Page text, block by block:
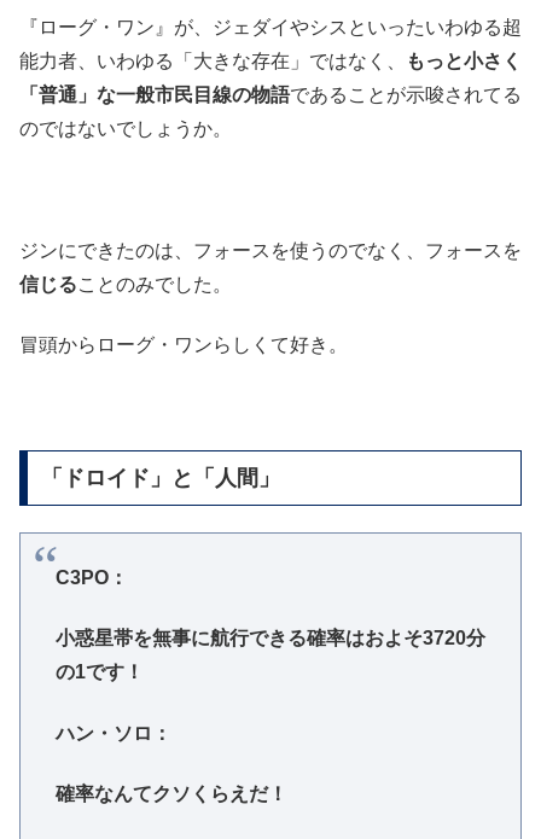
『ローグ・ワン』が、ジェダイやシスといったいわゆる超
能力者、いわゆる「大きな存在」ではなく、
もっと小さく
「普通」な一般市民目線の物語であることが示唆されてる
のではないでしょうか。
ジンにできたのは、フォースを使うのでなく、フォースを
信じることのみでした。
冒頭からローグ・ワンらしくて好き。
「ドロイド」と「人間」
C3PO：
小惑星帯を無事に航行できる確率はおよそ3720分
の1です！
ハン・ソロ：
確率なんてクソくらえだ！